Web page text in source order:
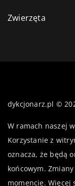
Zwierzęta
dykcjonarz.pl ©
W ramach naszej
Korzystanie z
oznacza, że będą
końcowym.
momencie. Więcej